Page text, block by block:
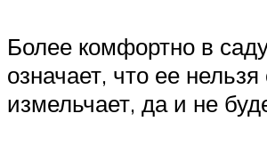
Более комфортно в
означает, что ее
измельчает, да и не